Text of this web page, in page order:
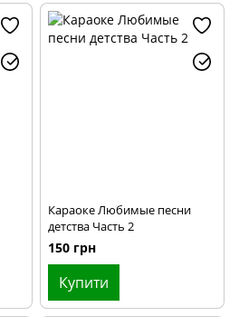
Караоке Любимые песни
детства Часть 2
150 грн
Купити